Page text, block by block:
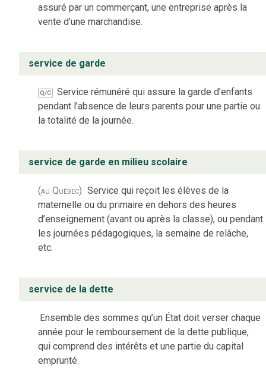
assuré par un commerçant, une entreprise après la
vente d’une marchandise.
service de garde
Q/C
Service rémunéré qui assure la garde d’enfants
pendant l’absence de leurs parents pour une partie ou
la totalité de la journée.
service de garde en milieu scolaire
(au Québec) Service qui reçoit les élèves de la
maternelle ou du primaire en dehors des heures
d’enseignement (avant ou après la classe), ou pendant
les journées pédagogiques, la semaine de relâche,
etc.
service de la dette
Ensemble des sommes qu’un État doit verser chaque
année pour le remboursement de la dette publique,
qui comprend des intérêts et une partie du capital
emprunté.